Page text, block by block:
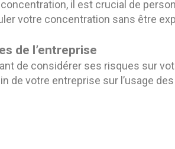
il est crucial de
votre concentration sans être
de l’entreprise
de considérer ses risques sur
votre entreprise sur l’usage